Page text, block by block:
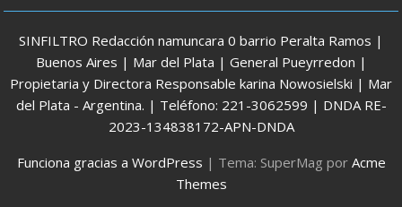
SINFILTRO Redacción namuncara 0 barrio Peralta Ramos |
Buenos Aires | Mar del Plata | General Pueyrredon |
Propietaria y Directora Responsable karina Nowosielski | Mar
del Plata - Argentina. | Teléfono: 221-3062599 | DNDA RE-
2023-134838172-APN-DNDA
Funciona gracias a WordPress | Tema: SuperMag por Acme
Themes